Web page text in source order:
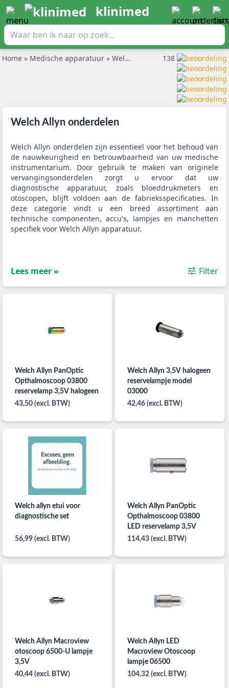
klinimed
Home » Medische apparatuur » Welch Allyn onderdelen 138
Welch Allyn onderdelen
Welch Allyn onderdelen zijn essentieel voor het behoud van
de nauwkeurigheid en betrouwbaarheid van uw medische
instrumentarium. Door gebruik te maken van originele
vervangingsonderdelen zorgt u ervoor dat uw
diagnostische apparatuur, zoals bloeddrukmeters en
otoscopen, blijft voldoen aan de fabrieksspecificaties. In
deze categorie vindt u een breed assortiment aan
technische componenten, accu's, lampjes en manchetten
specifiek voor Welch Allyn apparatuur.
Lees meer » Filter
Welch Allyn PanOptic
Opthalmoscoop 03800
reservelamp 3,5V halogeen
43,50 (excl. BTW)
Welch Allyn 3,5V halogeen
reservelampje model
03000
42,46 (excl. BTW)
Welch allyn etui voor
diagnostische set
56,99 (excl. BTW)
Welch Allyn PanOptic
Opthalmoscoop 03800
LED reservelamp 3,5V
114,43 (excl. BTW)
Welch Allyn Macroview
otoscoop 6500-U lampje
3,5V
40,44 (excl. BTW)
Welch Allyn LED
Macroview Otoscoop
lampje 06500
104,32 (excl. BTW)